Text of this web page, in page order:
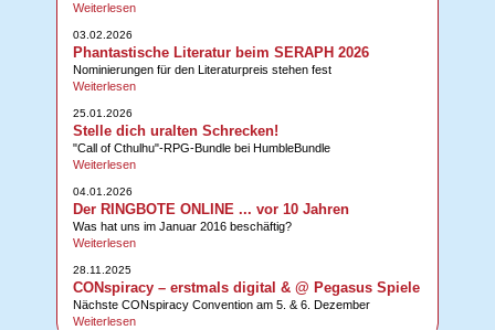
Weiterlesen
03.02.2026
Phantastische Literatur beim SERAPH 2026
Nominierungen für den Literaturpreis stehen fest
Weiterlesen
25.01.2026
Stelle dich uralten Schrecken!
"Call of Cthulhu"-RPG-Bundle bei HumbleBundle
Weiterlesen
04.01.2026
Der RINGBOTE ONLINE ... vor 10 Jahren
Was hat uns im Januar 2016 beschäftig?
Weiterlesen
28.11.2025
CONspiracy – erstmals digital & @ Pegasus Spiele
Nächste CONspiracy Convention am 5. & 6. Dezember
Weiterlesen